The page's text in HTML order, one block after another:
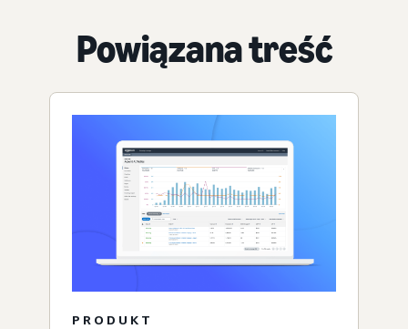
Powiązana treść
PRODUKT